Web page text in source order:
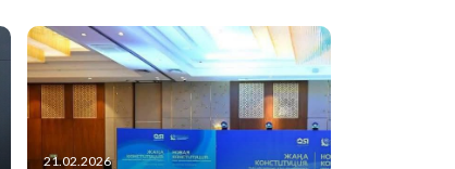
21.02.2026